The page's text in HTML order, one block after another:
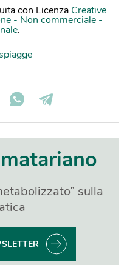
con Licenza Creative
- Non commerciale -
.
sulla